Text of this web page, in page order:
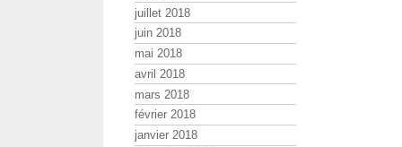
juillet 2018
juin 2018
mai 2018
avril 2018
mars 2018
février 2018
janvier 2018